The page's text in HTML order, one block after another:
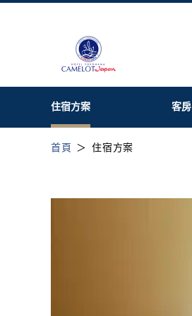
住宿方案 客房
首頁 住宿方案